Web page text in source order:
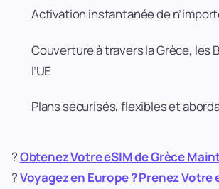
Activation instantanée de
Couverture à travers la Grèce, les
l’UE
Plans sécurisés, flexibles et
?Obtenez Votre eSIM de Grèce
?Voyagez en Europe ? Prenez Votre